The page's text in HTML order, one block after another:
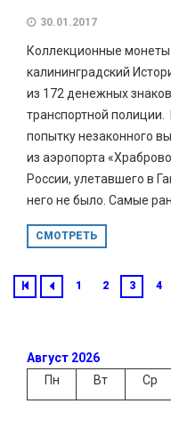
30.01.2017
Коллекционные монеты
калининградский
из 172 денежных
транспортной
попытку незаконного
из аэропорта
России, улетавшего в
него не было. Самые
СМОТРЕТЬ
1 2 3 4
Август 2026
Пн
Вт Ср